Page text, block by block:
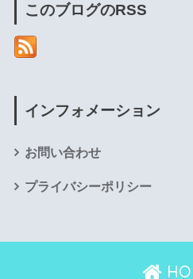
このブログのRSS
インフォメーション
お問い合わせ
プライバシーポリシー